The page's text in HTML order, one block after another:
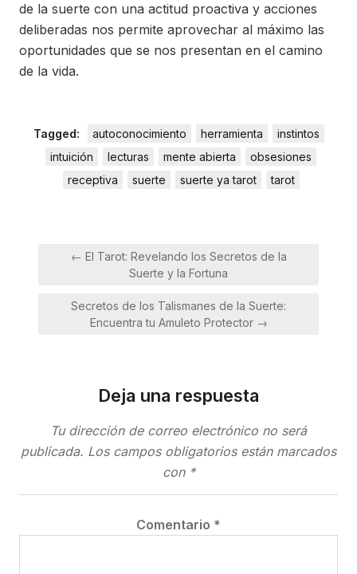
de la suerte con una actitud proactiva y acciones
deliberadas nos permite aprovechar al máximo las
oportunidades que se nos presentan en el camino
de la vida.
Tagged: autoconocimiento herramienta
instintos
intuición
lecturas mente abierta
obsesiones
receptiva
suerte suerte ya tarot tarot
Navegación
← El Tarot: Revelando los Secretos de la
Suerte y la Fortuna
Secretos de los Talismanes de la Suerte:
Encuentra tu Amuleto Protector →
Deja una respuesta
Tu dirección de correo electrónico no será
publicada. Los campos obligatorios están marcados
con *
Comentario *